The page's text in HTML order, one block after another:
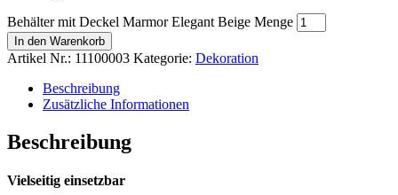
Behälter mit Deckel Marmor Elegant Beige Menge
In den Warenkorb
Artikel Nr.: 11100003 Kategorie: Dekoration
Beschreibung
Zusätzliche Informationen
Beschreibung
Vielseitig einsetzbar